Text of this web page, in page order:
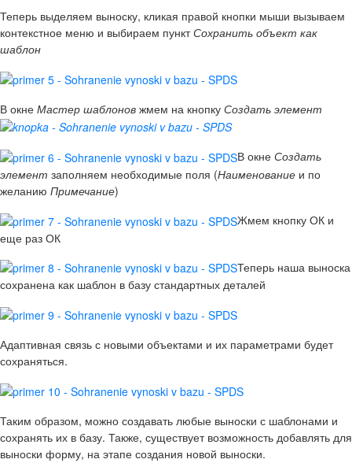
Теперь выделяем выноску, кликая правой кнопки мыши вызываем
контекстное меню и выбираем пунктСохранить объект как
шаблон
В окне Мастер шаблонов жмем на кнопку Создать элемент
В окне Создать
элемент заполняем необходимые поля (Наименование и по
желанию Примечание)
Жмем кнопку ОК и
еще раз ОК
Теперь наша выноска
сохранена как шаблон в базу стандартных деталей
Адаптивная связь с новыми объектами и их параметрами будет
сохраняться.
Таким образом, можно создавать любые выноски с шаблонами и
сохранять их в базу. Также, существует возможность добавлять для
выноски форму, на этапе создания новой выноски.